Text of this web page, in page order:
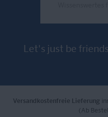
Let's just be
Versandkostenfreie Lieferung
(Ab